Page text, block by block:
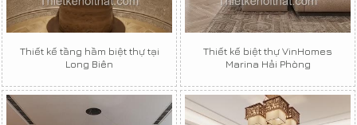
Thiết kế tầng hầm biệt thự tại
Long Biên
Thiết kế biệt thự VinHomes
Marina Hải Phòng